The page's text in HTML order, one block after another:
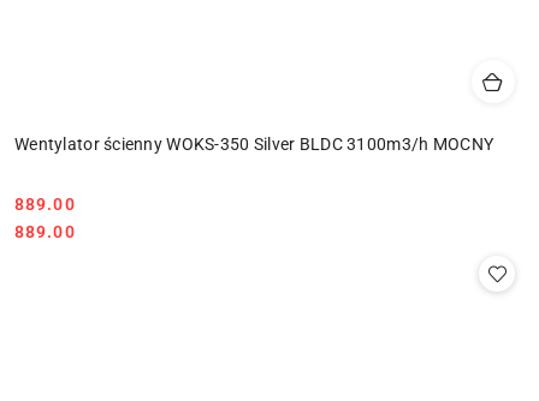
Wentylator ścienny WOKS-350 Silver BLDC 3100m3/h MOCNY
Cena:
889.00
Cena:
889.00